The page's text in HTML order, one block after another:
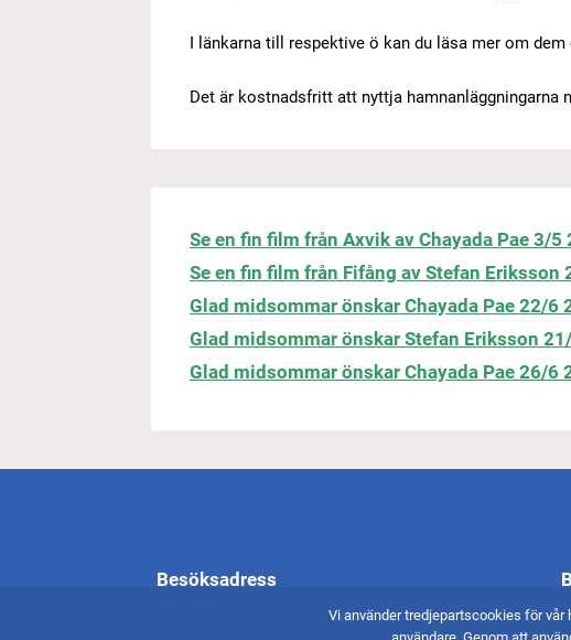
I länkarna till respektive ö kan du läsa mer om
Det är kostnadsfritt att nyttja
Se en fin film från Axvik av Chayada Pae 3/5
Se en fin film från Fifång av Stefan Eriksson
Glad midsommar önskar Chayada Pae 22/6
Glad midsommar önskar Stefan Eriksson
Glad midsommar önskar Chayada Pae 26/6
Besöksadress
Vi använder tredjepartscookies för